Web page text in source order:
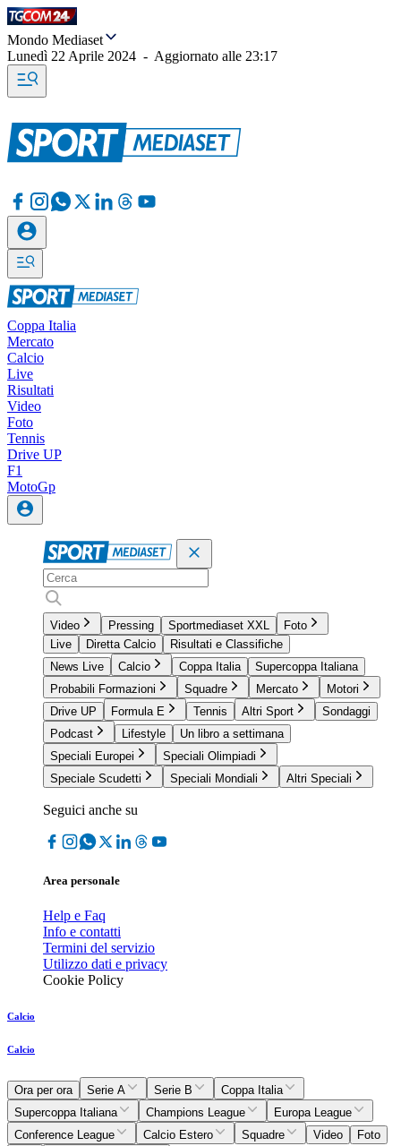
Mondo Mediaset
Lunedì 22 Aprile 2024 - Aggiornato alle 23:17
Coppa Italia
Mercato
Calcio
Live
Risultati
Video
Foto
Tennis
Drive UP
F1
MotoGp
Video Pressing Sportmediaset XXL
Foto
Live
Diretta Calcio
Risultati e Classifiche
News Live
Calcio Coppa Italia
Supercoppa Italiana
Probabili Formazioni
Squadre Mercato
Motori
Drive UP
Formula E Tennis Altri Sport
Sondaggi
Podcast
Lifestyle
Un libro a settimana
Speciali Europei
Speciali Olimpiadi
Speciale Scudetti
Speciali Mondiali Altri Speciali
Seguici anche su
Area personale
Help e Faq
Info e contatti
Termini del servizio
Utilizzo dati e privacy
Cookie Policy
Calcio
Calcio
Ora per ora Serie A Serie B
Coppa Italia
Supercoppa Italiana
Champions League
Europa League
Conference League
Calcio Estero Squadre Video
Foto